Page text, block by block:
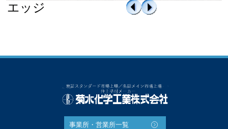
エッジ
事業所・営業所一覧